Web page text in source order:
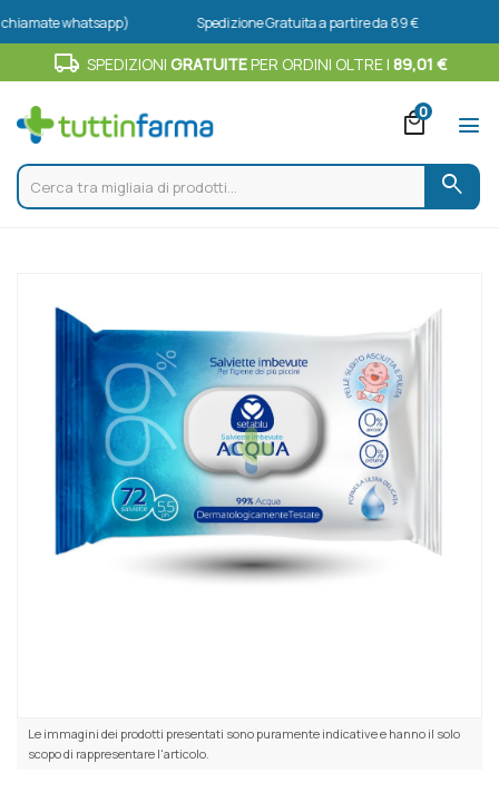
whatsapp) Spedizione Gratuita a partire da 89 €
local_shipping SPEDIZIONI GRATUITEPER ORDINI OLTRE I 89,01 €
local_mall
0
menu
search
Le immagini dei prodotti presentati sono puramente indicative e hanno il solo
scopo di rappresentare l'articolo.